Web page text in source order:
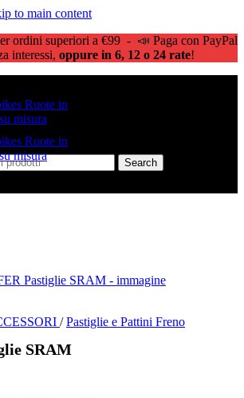
to main content
ordini superiori a €99 - 📣 Paga con PayPal
interessi, oppure in 6, 12 o 24 rate!
Search
/ Pastiglie e Pattini Freno
SRAM